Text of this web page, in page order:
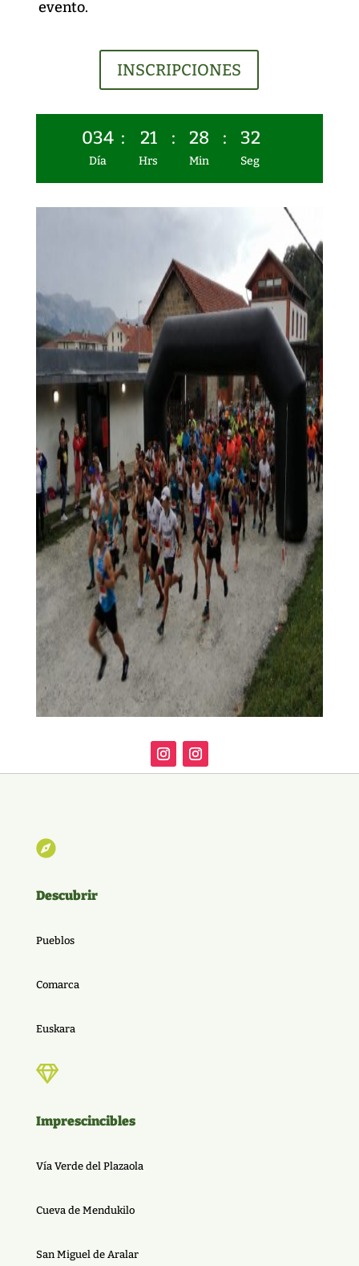
evento.
INSCRIPCIONES
034
Día
: 21
Hrs
: 28
Min
: 31
Seg

Descubrir
Pueblos
Comarca
Euskara

Imprescincibles
Vía Verde del Plazaola
Cueva de Mendukilo
San Miguel de Aralar